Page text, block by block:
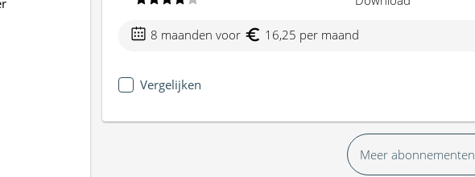
8 maanden voor 16,25 per maand
Vergelijken
Meer abonnementen